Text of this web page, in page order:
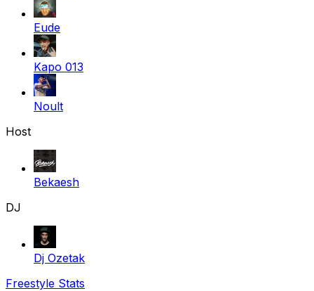
Eude
Kapo 013
Noult
Host
Bekaesh
DJ
Dj Ozetak
Freestyle Stats